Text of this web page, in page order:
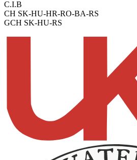
C.I.B
CH SK-HU-HR-RO-BA-RS
GCH SK-HU-RS